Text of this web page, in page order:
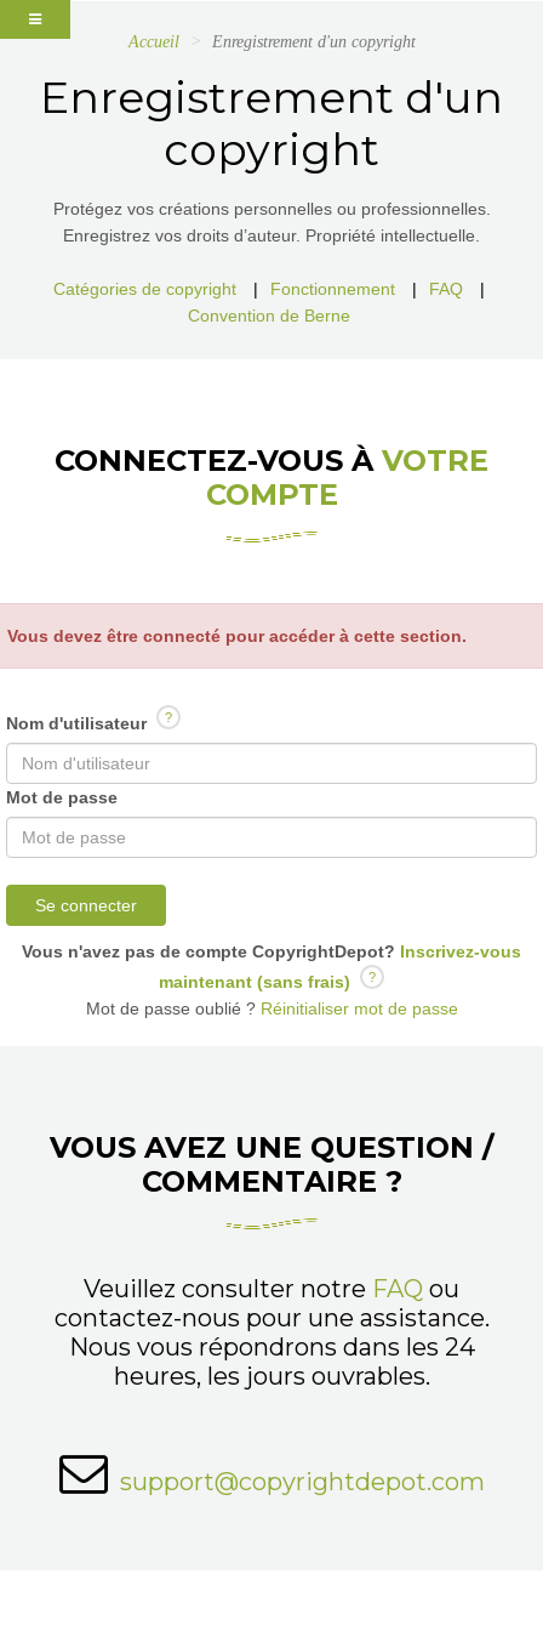
Accueil Enregistrement d'un copyright
Enregistrement d'un
copyright
Protégez vos créations personnelles ou professionnelles.
Enregistrez vos droits d’auteur. Propriété intellectuelle.
Catégories de copyright | Fonctionnement | FAQ
|
Convention de Berne
CONNECTEZ-VOUS À VOTRE
COMPTE
Vous devez être connecté pour accéder à cette section.
Nom d'utilisateur ?
Mot de passe
Se connecter
Vous n'avez pas de compte CopyrightDepot? Inscrivez-vous
maintenant (sans frais)
?
Mot de passe oublié ?Réinitialiser mot de passe
VOUS AVEZ UNE QUESTION /
COMMENTAIRE ?
Veuillez consulter notre FAQ ou
contactez-nous pour une assistance.
Nous vous répondrons dans les 24
heures, les jours ouvrables.
support@copyrightdepot.com